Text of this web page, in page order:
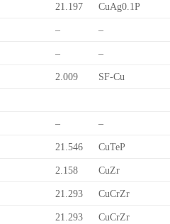
21.197 CuAg0.1P
– –
– –
2.009 SF-Cu
– –
21.546 CuTeP
2.158 CuZr
21.293 CuCrZr
21.293 CuCrZr